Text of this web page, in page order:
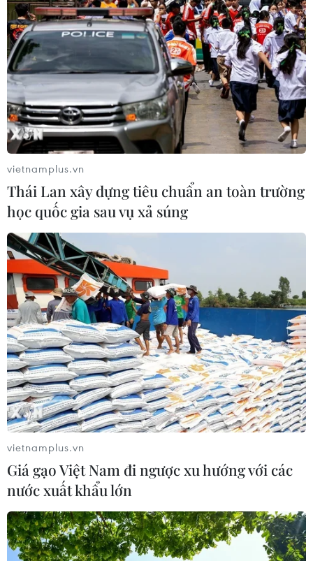
(Vietnam+)
#Thị trấn Trường Sa #Mít tinh
#Đảo Sơn Ca
#Quần đảo Trường Sa
#Hải quân nhân dân Việt Nam
#Quân chủng Hải quân
Khánh Hòa
Theo dõi VietnamPlus
TIN LIÊN QUAN
vietnamplus.vn
Thái Lan xây dựng tiêu chuẩn an toàn trường
học quốc gia sau vụ xả súng
vietnamplus.vn
Giá gạo Việt Nam đi ngược xu hướng với các
nước xuất khẩu lớn